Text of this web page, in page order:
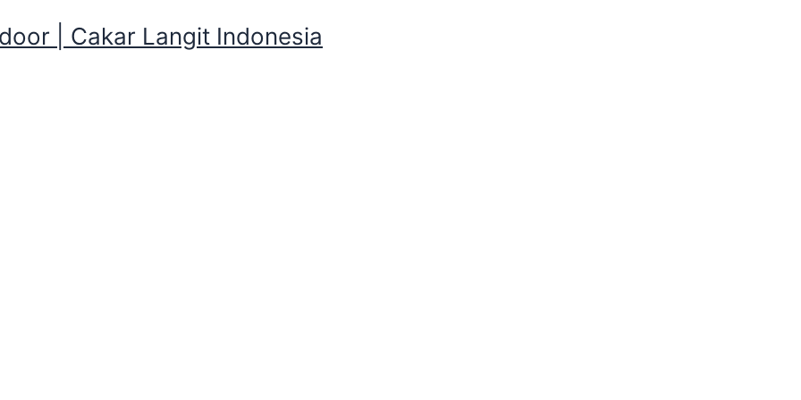
| Cakar Langit Indonesia
dan Perlengkapan Kemping Cakarlangit Ready